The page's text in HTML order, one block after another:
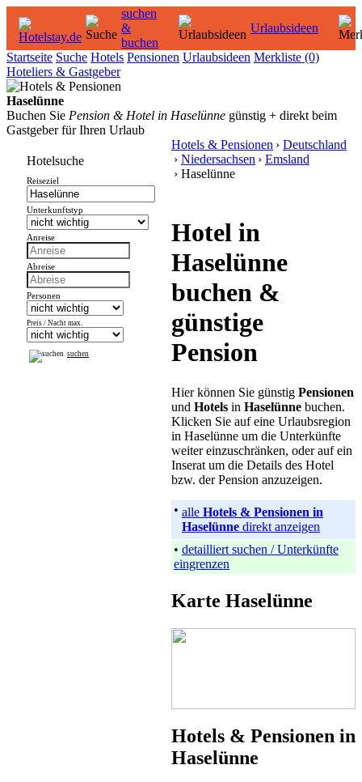
suchen
&
buchen
Urlaubsideen
Startseite Suche Hotels Pensionen Urlaubsideen Merkliste (0)
Hoteliers & Gastgeber
Haselünne
Buchen Sie Pension & Hotel in Haselünne günstig + direkt beim
Gastgeber für Ihren Urlaub
Hotelsuche
Reiseziel
Unterkunftstyp
Anreise
Abreise
Personen
Preis / Nacht max.
suchen
Hotels & Pensionen › Deutschland
› Niedersachsen › Emsland
› Haselünne
Hotel in
Haselünne
buchen &
günstige
Pension
Hier können Sie günstig Pensionen
und Hotels in Haselünne buchen.
Klicken Sie auf eine Urlaubsregion
in Haselünne um die Unterkünfte
weiter einzuschränken, oder auf ein
Inserat um die Details des Hotel
bzw. der Pension anzuzeigen.
• alle Hotels & Pensionen in
Haselünne direkt anzeigen
• detailliert suchen / Unterkünfte
eingrenzen
Karte Haselünne
Hotels & Pensionen in
Haselünne